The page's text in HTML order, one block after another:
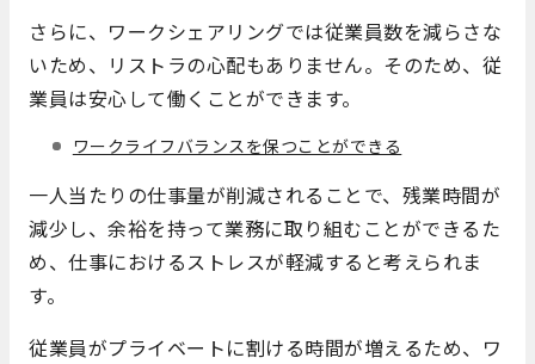
さらに、ワークシェアリングでは従業員数を減らさな
いため、リストラの心配もありません。そのため、従
業員は安心して働くことができます。
ワークライフバランスを保つことができる
一人当たりの仕事量が削減されることで、残業時間が
減少し、余裕を持って業務に取り組むことができるた
め、仕事におけるストレスが軽減すると考えられま
す。
従業員がプライベートに割ける時間が増えるため、ワ